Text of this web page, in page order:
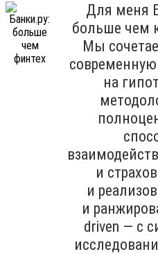
Для меня
больше чем
Мы
современную
на
и
и
и
driven — с